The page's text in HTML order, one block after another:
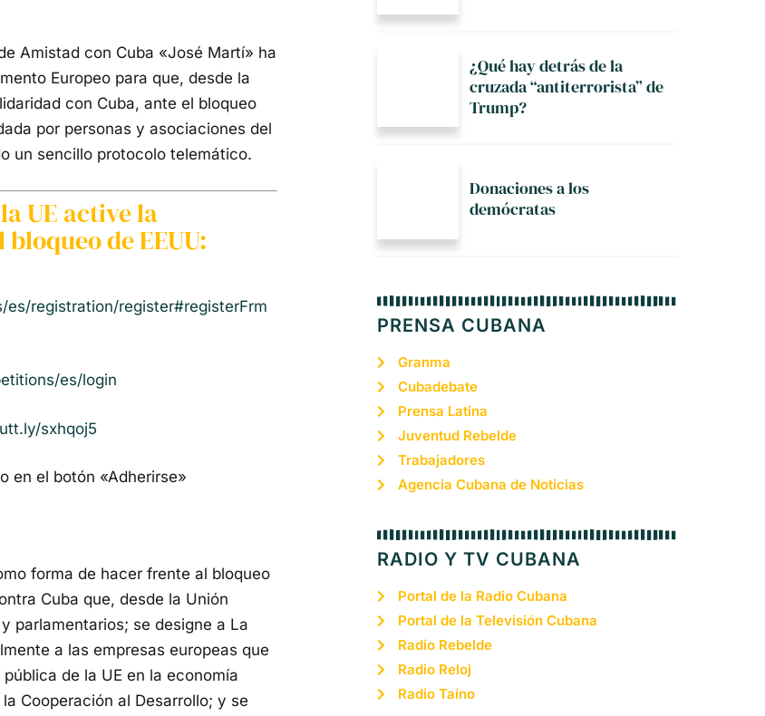
Amistad con Cuba «José Martí» ha
Europeo para que, desde la
con Cuba, ante el bloqueo
por personas y asociaciones del
un sencillo protocolo telemático.
UE active la
de EEUU:
registration/register#registerFrm
es/login
sxhqoj5
en el botón «Adherirse»
forma de hacer frente al bloqueo
Cuba que, desde la Unión
parlamentarios; se designe a La
a las empresas europeas que
de la UE en la economía
Cooperación al Desarrollo; y se
¿Qué hay detrás de la
cruzada “antiterrorista” de
Trump?
Donaciones a los
demócratas
PRENSA CUBANA
Granma
Cubadebate
Prensa Latina
Juventud Rebelde
Trabajadores
Agencia Cubana de Noticias
RADIO Y TV CUBANA
Portal de la Radio Cubana
Portal de la Televisión Cubana
Radio Rebelde
Radio Reloj
Radio Taíno